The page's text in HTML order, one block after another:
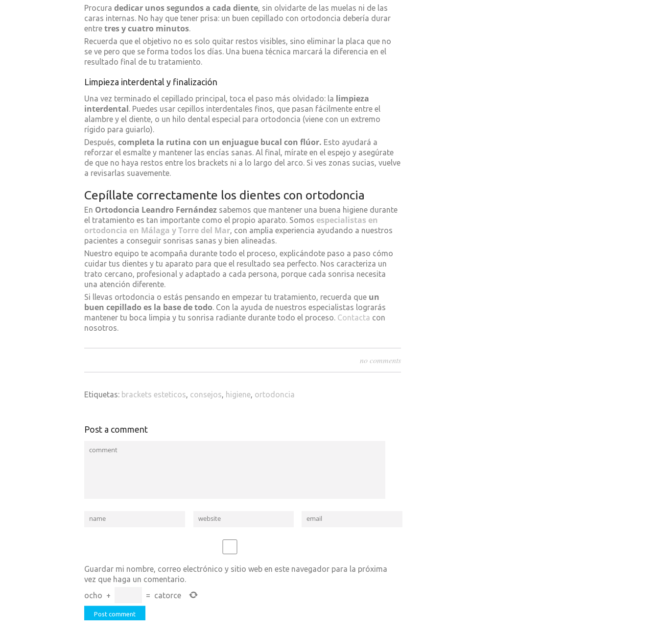
Procura dedicar unos segundos a cada diente, sin olvidarte de las muelas ni de las
caras internas. No hay que tener prisa: un buen cepillado con ortodoncia debería durar
entre tres y cuatro minutos.
Recuerda que el objetivo no es solo quitar restos visibles, sino eliminar la placa que no
se ve pero que se forma todos los días. Una buena técnica marcará la diferencia en el
resultado final de tu tratamiento.
Limpieza interdental y finalización
Una vez terminado el cepillado principal, toca el paso más olvidado: la limpieza
interdental. Puedes usar cepillos interdentales finos, que pasan fácilmente entre el
alambre y el diente, o un hilo dental especial para ortodoncia (viene con un extremo
rígido para guiarlo).
Después, completa la rutina con un enjuague bucal con flúor. Esto ayudará a
reforzar el esmalte y mantener las encías sanas. Al final, mírate en el espejo y asegúrate
de que no haya restos entre los brackets ni a lo largo del arco. Si ves zonas sucias, vuelve
a revisarlas suavemente.
Cepíllate correctamente los dientes con ortodoncia
En Ortodoncia Leandro Fernández sabemos que mantener una buena higiene durante
el tratamiento es tan importante como el propio aparato. Somos especialistas en
ortodoncia en Málaga y Torre del Mar, con amplia experiencia ayudando a nuestros
pacientes a conseguir sonrisas sanas y bien alineadas.
Nuestro equipo te acompaña durante todo el proceso, explicándote paso a paso cómo
cuidar tus dientes y tu aparato para que el resultado sea perfecto. Nos caracteriza un
trato cercano, profesional y adaptado a cada persona, porque cada sonrisa necesita
una atención diferente.
Si llevas ortodoncia o estás pensando en empezar tu tratamiento, recuerda que un
buen cepillado es la base de todo. Con la ayuda de nuestros especialistas lograrás
mantener tu boca limpia y tu sonrisa radiante durante todo el proceso. Contacta con
nosotros.
no comments
Etiquetas: brackets esteticos, consejos, higiene, ortodoncia
Post a comment
Guardar mi nombre, correo electrónico y sitio web en este navegador para la próxima
vez que haga un comentario.
ocho + = catorce